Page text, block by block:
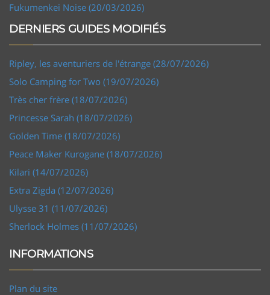
Fukumenkei Noise (20/03/2026)
DERNIERS GUIDES MODIFIÉS
Ripley, les aventuriers de l'étrange (28/07/2026)
Solo Camping for Two (19/07/2026)
Très cher frère (18/07/2026)
Princesse Sarah (18/07/2026)
Golden Time (18/07/2026)
Peace Maker Kurogane (18/07/2026)
Kilari (14/07/2026)
Extra Zigda (12/07/2026)
Ulysse 31 (11/07/2026)
Sherlock Holmes (11/07/2026)
INFORMATIONS
Plan du site